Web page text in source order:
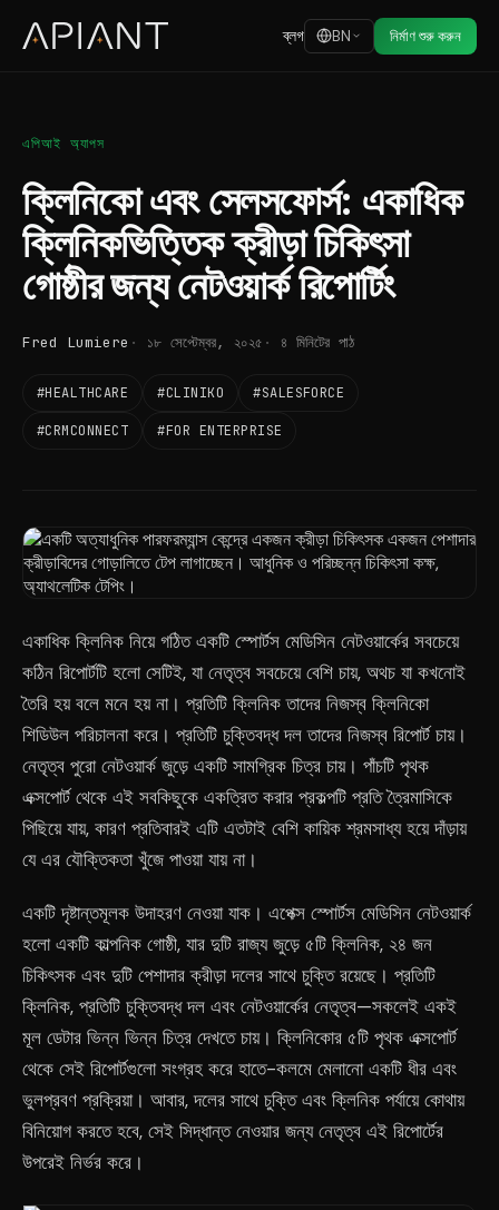
ব্লগ BN নির্মাণ শুরু করুন
এপিআই অ্যাপস
ক্লিনিকো এবং সেলসফোর্স: একাধিক
ক্লিনিকভিত্তিক ক্রীড়া চিকিৎসা
গোষ্ঠীর জন্য নেটওয়ার্ক রিপোর্টিং
Fred Lumiere ১৮ সেপ্টেম্বর, ২০২৫ ৪ মিনিটের পাঠ
#HEALTHCARE #CLINIKO #SALESFORCE
#CRMCONNECT #FOR ENTERPRISE
একাধিক ক্লিনিক নিয়ে গঠিত একটি স্পোর্টস মেডিসিন নেটওয়ার্কের সবচেয়ে
কঠিন রিপোর্টটি হলো সেটিই, যা নেতৃত্ব সবচেয়ে বেশি চায়, অথচ যা কখনোই
তৈরি হয় বলে মনে হয় না। প্রতিটি ক্লিনিক তাদের নিজস্ব ক্লিনিকো
শিডিউল পরিচালনা করে। প্রতিটি চুক্তিবদ্ধ দল তাদের নিজস্ব রিপোর্ট চায়।
নেতৃত্ব পুরো নেটওয়ার্ক জুড়ে একটি সামগ্রিক চিত্র চায়। পাঁচটি পৃথক
এক্সপোর্ট থেকে এই সবকিছুকে একত্রিত করার প্রকল্পটি প্রতি ত্রৈমাসিকে
পিছিয়ে যায়, কারণ প্রতিবারই এটি এতটাই বেশি কায়িক শ্রমসাধ্য হয়ে দাঁড়ায়
যে এর যৌক্তিকতা খুঁজে পাওয়া যায় না।
একটি দৃষ্টান্তমূলক উদাহরণ নেওয়া যাক। এপেক্স স্পোর্টস মেডিসিন নেটওয়ার্ক
হলো একটি কাল্পনিক গোষ্ঠী, যার দুটি রাজ্য জুড়ে ৫টি ক্লিনিক, ২৪ জন
চিকিৎসক এবং দুটি পেশাদার ক্রীড়া দলের সাথে চুক্তি রয়েছে। প্রতিটি
ক্লিনিক, প্রতিটি চুক্তিবদ্ধ দল এবং নেটওয়ার্কের নেতৃত্ব—সকলেই একই
মূল ডেটার ভিন্ন ভিন্ন চিত্র দেখতে চায়। ক্লিনিকোর ৫টি পৃথক এক্সপোর্ট
থেকে সেই রিপোর্টগুলো সংগ্রহ করে হাতে-কলমে মেলানো একটি ধীর এবং
ভুলপ্রবণ প্রক্রিয়া। আবার, দলের সাথে চুক্তি এবং ক্লিনিক পর্যায়ে কোথায়
বিনিয়োগ করতে হবে, সেই সিদ্ধান্ত নেওয়ার জন্য নেতৃত্ব এই রিপোর্টের
উপরেই নির্ভর করে।